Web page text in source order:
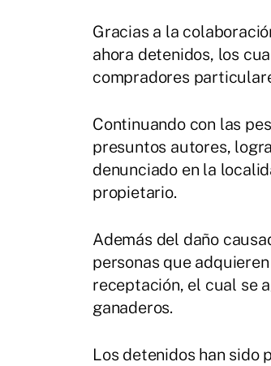
Gracias a la
ahora detenidos, los
compradores
Continuando con las
presuntos autores,
denunciado en la
propietario.
Además del daño
personas que
receptación, el cual se
ganaderos.
Los detenidos han sido